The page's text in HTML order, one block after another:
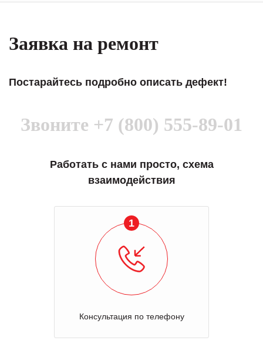
Заявка на ремонт
Постарайтесь подробно описать дефект!
Звоните +7 (800) 555-89-01
Работать с нами просто, схема
взаимодействия
1
Консультация по телефону